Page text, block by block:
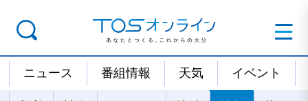
ニュース 番組情報 天気 イベント